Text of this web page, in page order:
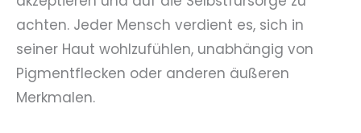
achten. Jeder Mensch verdient es, sich in
seiner Haut wohlzufühlen, unabhängig von
Pigmentflecken oder anderen äußeren
Merkmalen.